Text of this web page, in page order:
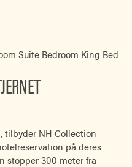
tilbyder NH Collection
på deres
stopper 300 meter fra